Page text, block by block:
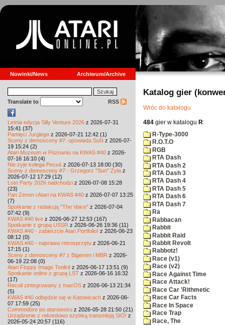
Nowinki/News Archiwum/Archive
Translate to RSS
Letnia edycja Silly Venture 2026 z 2026-07-31
15:41 (37)
Pamięci Jurgiego z 2026-07-21 12:42 (1)
Sceny z demosceny #7: opowiada SuN z 2026-07-
19 15:24 (2)
Atari Muzeum w Poznaniu na KWAS #40 z 2026-
07-16 16:10 (4)
Nie żyje kolega Pecuś z 2026-07-13 18:00 (30)
Sceny z demosceny #7 - Grzegorz "Sun" Żyła z
2026-07-12 17:29 (12)
Lost Party 2026 nadchodzi z 2026-07-08 15:28
(23)
Pan Zenon i Atari na KWAS #40 z 2026-07-07 13:25
(7)
Spotkanie z redakcją "The Voice" z 2026-07-04
07:42 (9)
KWAS #40 live z 2026-06-27 12:53 (167)
Spotkanie z grupą USSR z 2026-06-26 19:36 (11)
KWAS #40 - zabierzcie Atari Portfolio! z 2026-06-23
08:12 (0)
KWAS #40 - naprawa retrosprzętu z 2026-06-21
17:15 (1)
Sceny z demosceny #7 z Bigerem i MBR z 2026-
06-19 22:08 (0)
Atari Floppy Image Toolkit z 2026-06-17 13:51 (9)
Spotkanie online z grupą LST z 2026-06-16 16:32
(17)
Recoil zintegrowany z macOS z 2026-06-13 21:34
(5)
KWAS #40 odbędzie się w Katowicach z 2026-06-
07 17:59 (25)
Commodore po atarowsku z 2026-05-28 21:50 (21)
Urządzenie z rekordowo szybką transmisją SIO! z
2026-05-24 20:57 (116)
Katalog gier
Wróc do katalogu
484 gier w katalogu R:
R-Type-3000
R.O.T.O
RGB
RTA Dash
RTA Dash 2
RTA Dash 3
RTA Dash 4
RTA Dash 5
RTA Dash 6
RTA Dash 7
Ra
Rabbacan
Rabbit
Rabbit Raid
Rabbit Revolt
Rabbotz!
Race (v1)
Race (v2)
Race Against Time
Race Attack!
Race Car 'Rithmetic
Race Car Facts
Race In Space
Race Trap
Race, The